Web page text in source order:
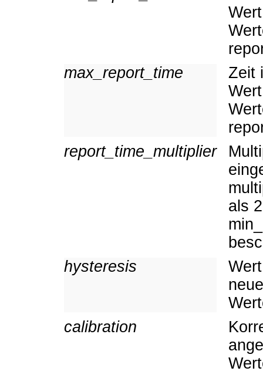
max_report_time
Zeit
report_time_multiplier
als
hysteresis
calibration